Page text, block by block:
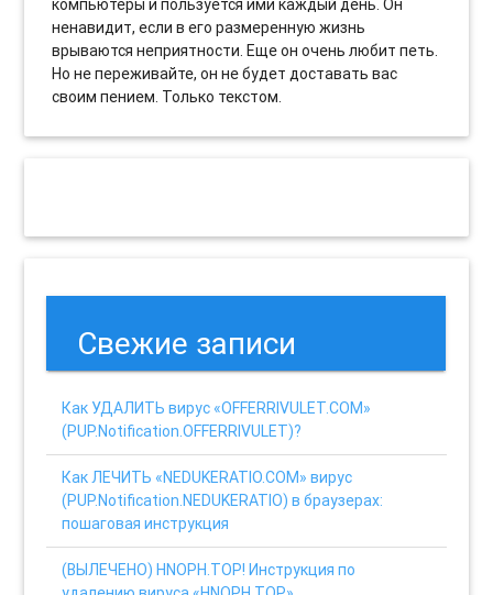
компьютеры и пользуется ими каждый день. Он
ненавидит, если в его размеренную жизнь
врываются неприятности. Еще он очень любит петь.
Но не переживайте, он не будет доставать вас
своим пением. Только текстом.
Свежие записи
Как УДАЛИТЬ вирус «OFFERRIVULET.COM»
(PUP.Notification.OFFERRIVULET)?
Как ЛЕЧИТЬ «NEDUKERATIO.COM» вирус
(PUP.Notification.NEDUKERATIO) в браузерах:
пошаговая инструкция
(ВЫЛЕЧЕНО) HNOPH.TOP! Инструкция по